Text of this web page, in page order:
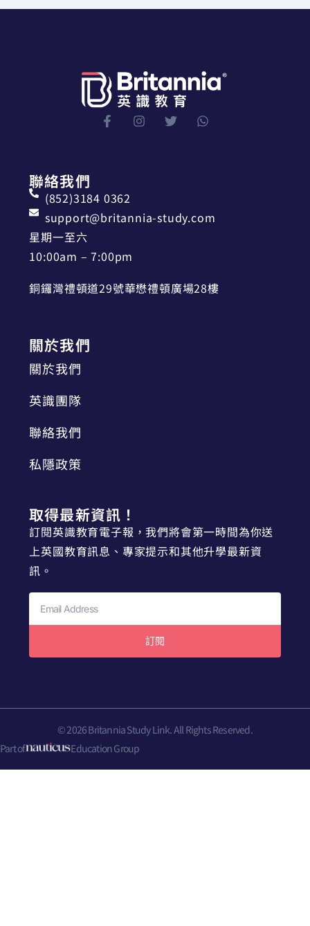
聯絡我們
(852)3184 0362
support@britannia-study.com
星期一至六
10:00am – 7:00pm
銅鑼灣禮頓道29號華懋禮頓廣場28樓
關於我們
關於我們
英識團隊
聯絡我們
私隱政策
取得最新資訊！
訂閱英識教育電子報，我們將會第一時間為你送
上英國教育訊息、專家提示和其他升學最新資
訊。
訂閱
© 2026 Britannia Study Link. All Rights Reserved.
Part of
Education Group